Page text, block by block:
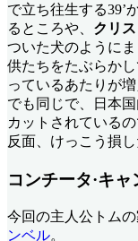
で立ち往生する39’
るところや、 クリ
ついた犬のようにま
供たちをたぶらか
っているあたりが
でも同じで、日本
カットされている
反面、けっこう損し
コンチータ·キャ
今回の主人公トム
ンベル。